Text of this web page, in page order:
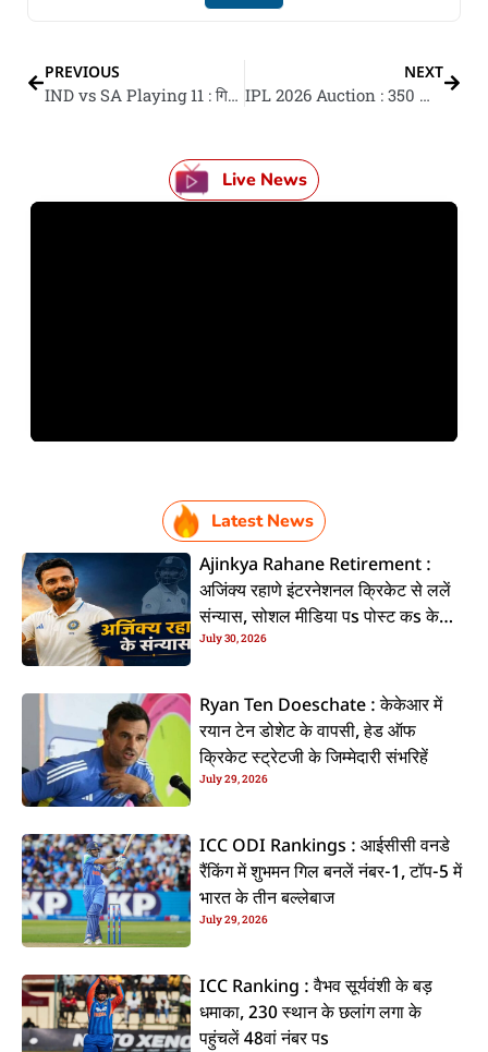
PREVIOUS
IND vs SA Playing 11 : गिल आ हार्दिक के होई वापसी, सैमसन-जितेश में से केकरा मिली मौका? जानीं
NEXT
IPL 2026 Auction : 350 खिलाड़ियन के किस्‍मत के होई फैसला, देखीं सभन के नाम आ बेस प्राइस
Live News
Latest News
Ajinkya Rahane Retirement :
अजिंक्य रहाणे इंटरनेशनल क्रिकेट से ललें
संन्यास, सोशल मीडिया पs पोस्ट कs के
कइलें एलान
July 30, 2026
Ryan Ten Doeschate : केकेआर में
रयान टेन डोशेट के वापसी, हेड ऑफ
क्रिकेट स्ट्रेटजी के जिम्मेदारी संभरिहें
July 29, 2026
ICC ODI Rankings : आईसीसी वनडे
रैंकिंग में शुभमन गिल बनलें नंबर-1, टॉप-5 में
भारत के तीन बल्लेबाज
July 29, 2026
ICC Ranking : वैभव सूर्यवंशी के बड़
धमाका, 230 स्थान के छलांग लगा के
पहुंचलें 48वां नंबर पs